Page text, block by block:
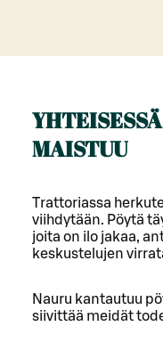
MAISTUU
Trattoriassa
viihdytään. Pöytä
joita on ilo jakaa,
keskustelujen
Nauru kantautuu
siivittää meidät